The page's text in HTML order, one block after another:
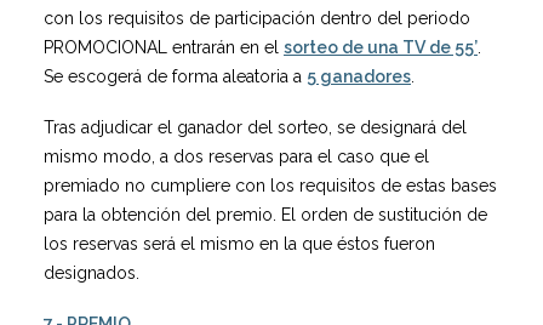
con los requisitos de participación dentro del periodo
PROMOCIONAL entrarán en el sorteo de una TV de 55’
Se escogerá de forma aleatoria a 5 ganadores
Tras adjudicar el ganador del sorteo, se designará del
mismo modo, a dos reservas para el caso que el
premiado no cumpliere con los requisitos de estas bases
para la obtención del premio. El orden de sustitución de
los reservas será el mismo en la que éstos fueron
designados.